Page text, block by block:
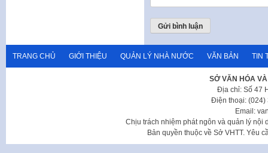
TRANG CHỦ GIỚI THIỆU QUẢN LÝ NHÀ NƯỚC VĂN BẢN TIN
SỞ VĂN HÓA
Địa chỉ: Số 47
Điện thoại: (024)
Email:
Chịu trách nhiệm phát ngôn và quản lý nội
Bản quyền thuộc về Sở VHTT. Yêu